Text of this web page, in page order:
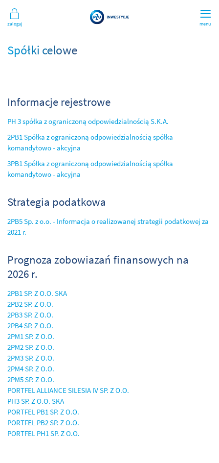
menu
Zaloguj
Spółki celowe
Informacje rejestrowe
PH 3 spółka z ograniczoną odpowiedzialnością S.K.A.
2PB1 Spółka z ograniczoną odpowiedzialnością spółka
komandytowo - akcyjna
3PB1 Spółka z ograniczoną odpowiedzialnością spółka
komandytowo - akcyjna
Strategia podatkowa
2PB5 Sp. z o.o. - Informacja o realizowanej strategii podatkowej za
2021 r.
Prognoza zobowiazań finansowych na
2026 r.
2PB1 SP. Z O.O. SKA
2PB2 SP. Z O.O.
2PB3 SP. Z O.O.
2PB4 SP. Z O.O.
2PM1 SP. Z O.O.
2PM2 SP. Z O.O.
2PM3 SP. Z O.O.
2PM4 SP. Z O.O.
2PM5 SP. Z O.O.
PORTFEL ALLIANCE SILESIA IV SP. Z O.O.
PH3 SP. Z O.O. SKA
PORTFEL PB1 SP. Z O.O.
PORTFEL PB2 SP. Z O.O.
PORTFEL PH1 SP. Z O.O.